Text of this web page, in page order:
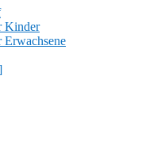
Kinder
Erwachsene